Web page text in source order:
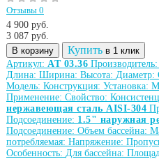
Отзывы 0
4 900 руб.
3 087 руб.
В корзину
Купить в 1 клик
Артикул: АТ 03.36 Производитель:
Длина: Ширина: Высота: Диаметр:
Модель: Конструкция: Установка:
Применение: Свойство:
нержавеющая сталь AISI-304
Подсоединение: 1.5" наружная
Подсоединение: Объем бассейна:
потребляемая: Напряжение:
Особенность: Для бассейна: